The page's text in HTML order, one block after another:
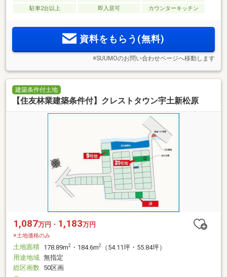
駐車2台以上
即入居可 カウンターキッチン
資料をもらう(無料)
※SUUMOのお問い合わせページへ移動します
建築条件付土地
【住友林業建築条件付】クレストタウン宇土新松原
1,087万円・ 1,183万円
※土地価格のみ
土地面積 178.89m2 ・184.6m2
（54.11坪・55.84坪）
用途地域 無指定
総区画数 50区画